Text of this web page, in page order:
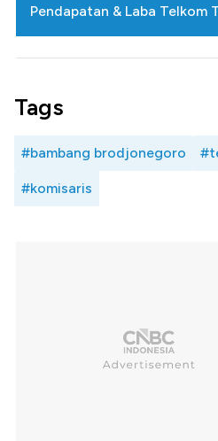
Pendapatan & Laba Telkom
Tags
#bambang brodjonegoro
#komisaris